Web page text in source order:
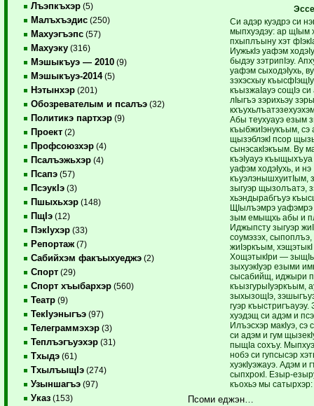
Лъэпкъхэр (5)
Малъхъэдис (250)
Махуэгъэпс (57)
Махуэку (316)
Мэшыкъуэ — 2010 (9)
Мэшыкъуэ-2014(5)
Нэтынхэр (201)
Обозревателым и псалъэ (32)
Политикэ партхэр (9)
Проект (2)
Профсоюзхэр (4)
Псалъэжьхэр (4)
Псапэ (57)
ПсэукIэ (3)
Пшыхьхэр (148)
ПщIэ (12)
ПэкIухэр (33)
Репортаж (7)
Сабийхэм факъыхуеджэ (2)
Спорт (29)
Спорт хъыбархэр (560)
Театр (9)
ТекIуэныгъэ (97)
Телеграммэхэр (3)
Теплъэгъуэхэр (31)
Тхыдэ (61)
ТхылъыщIэ (274)
Узыншагъэ (97)
Указ (153)
Эссе
Си адэр куэдрэ си
мыпхуэдэу: ар щIым
пхыплъыну хэт
ИужькIэ уафэм
быдэу зэтрипIэу.
уафэм сыходэIухь,
зэхэсхыу
къызжаIауэ сощIэ си
лIыгъэ зэрихьэу
Абы теухуауэ езым
къыбжиIэнукъым, сэ
щызэблэкI псор
сынэсакIэкъым. Ву
къэIуауэ къыщыхъуа
уафэм ходэIухь, и нэ
къуэлэнышхуитIым,
зыгуэр щызолъатэ,
хьэндырабгъуэ
ЩIылъэмрэ уафэмрэ
зым емыщхь абы и
Иджыпсту зыгуэр
соумэзэх,
жиIэркъым, хэщэтыкI
ХощэтыкIри —
зыхуэкIуэр езыми
сысабийщ, иджыри
къызгурыIуэркъым,
зыхызощIэ,
гуэр
хуэдэщ си адэм и
Илъэсхэр макIуэ, сэ
си адэм и гум
пыщIа сохъу.
нобэ си гупсысэр
хуэкIуэжауэ. Адэм и
сыпхрокI. Езыр-
къохьэ мы сатырхэр:
Псоми еджэн…